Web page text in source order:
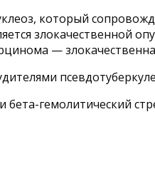
который
злокачественной
—
бета-гемолитический